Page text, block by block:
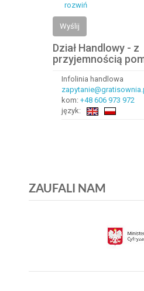
rozwiń
Wyślij
Dział Handlowy - z
przyjemnością
Infolinia handlowa
kom: +48 606 973 972
język:
ZAUFALI NAM